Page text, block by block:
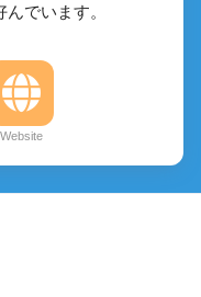
でいます。
Website